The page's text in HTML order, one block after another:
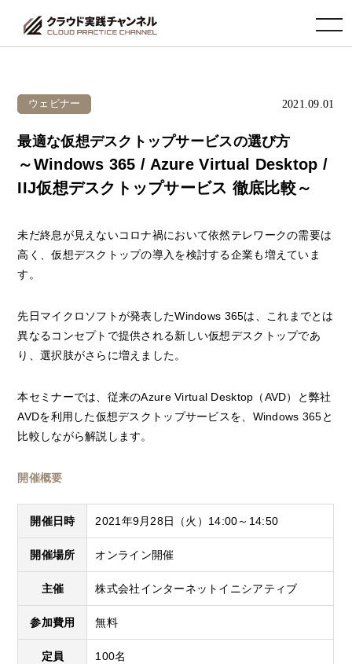
toggle navigation
ウェビナー 2021.09.01
最適な仮想デスクトップサービスの選び方
～Windows 365 / Azure Virtual Desktop /
IIJ仮想デスクトップサービス 徹底比較～
未だ終息が見えないコロナ禍において依然テレワークの需要は
高く、仮想デスクトップの導入を検討する企業も増えていま
す。
先日マイクロソフトが発表したWindows 365は、これまでとは
異なるコンセプトで提供される新しい仮想デスクトップであ
り、選択肢がさらに増えました。
本セミナーでは、従来のAzure Virtual Desktop（AVD）と弊社
AVDを利用した仮想デスクトップサービスを、Windows 365と
比較しながら解説します。
開催概要
開催日時 2021年9月28日（火）14:00～14:50
開催場所 オンライン開催
主催 株式会社インターネットイニシアティブ
参加費用 無料
定員 100名